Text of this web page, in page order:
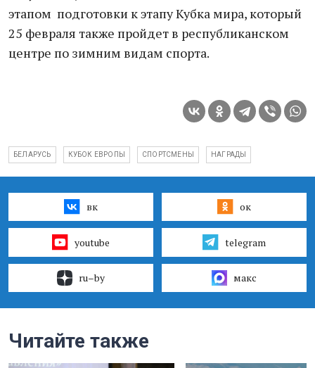
этапом подготовки к этапу Кубка мира, который
25 февраля также пройдет в республиканском
центре по зимним видам спорта.
БЕЛАРУСЬ КУБОК ЕВРОПЫ СПОРТСМЕНЫ НАГРАДЫ
вк ок
youtube telegram
ru–by макс
Читайте также